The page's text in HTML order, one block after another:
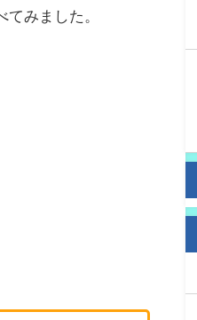
みました。